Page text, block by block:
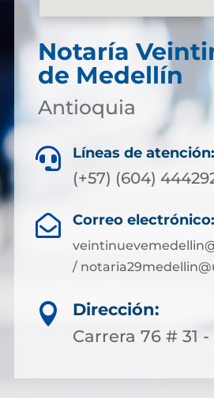
Notaría
de Medellín
Antioquia
 Líneas de atención:
(+57) (604)
 Correo electrónico:
/

Dirección:
Carrera 76 # 31